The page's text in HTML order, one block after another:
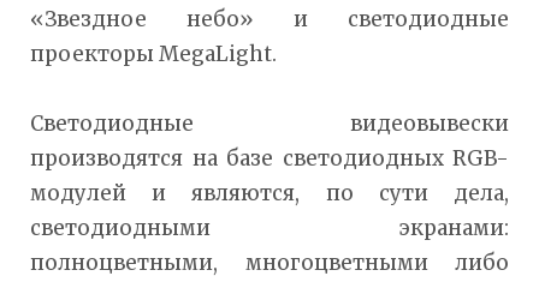
«Звездное небо» и светодиодные
проекторы MegaLight.
Светодиодные видеовывески
производятся на базе светодиодных RGB-
модулей и являются, по сути дела,
светодиодными экранами:
полноцветными, многоцветными либо